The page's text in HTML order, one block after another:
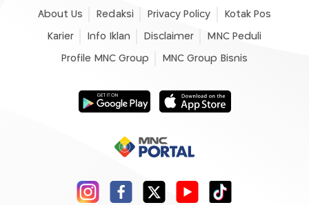
About Us Redaksi Privacy Policy Kotak Pos
Karier Info Iklan Disclaimer MNC Peduli
Profile MNC Group MNC Group Bisnis